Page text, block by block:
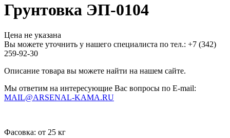
Грунтовка ЭП-0104
Цена не указана
Вы можете уточнить у нашего специалиста по тел.: +7 (342)
259-92-30
Описание товара вы можете найти на нашем сайте.
Мы ответим на интересующие Вас вопросы по E-mail:
MAIL@ARSENAL-KAMA.RU
Фасовка: от 25 кг